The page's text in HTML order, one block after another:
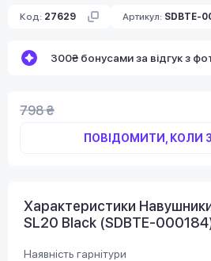
Код: 27629 Артикул: SDBTE-
300₴ бонусами за відгук з
798 ₴
ПОВІДОМИТИ, КОЛИ
Характеристики
SL20 Black (SDBTE-
Наявність гарнітури